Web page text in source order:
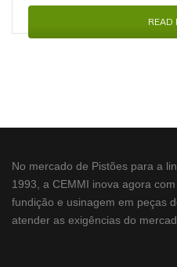
READ
No mercado de Pistões para a
1993, a CEMMI inova agora
fundição e usinagem em peças
atender as exigências do